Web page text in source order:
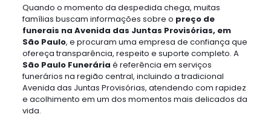
Quando o momento da despedida chega, muitas
famílias buscam informações sobre o preço de
funerais na Avenida das Juntas Provisórias, em
São Paulo, e procuram uma empresa de confiança que
ofereça transparência, respeito e suporte completo. A
São Paulo Funerária é referência em serviços
funerários na região central, incluindo a tradicional
Avenida das Juntas Provisórias, atendendo com rapidez
e acolhimento em um dos momentos mais delicados da
vida.